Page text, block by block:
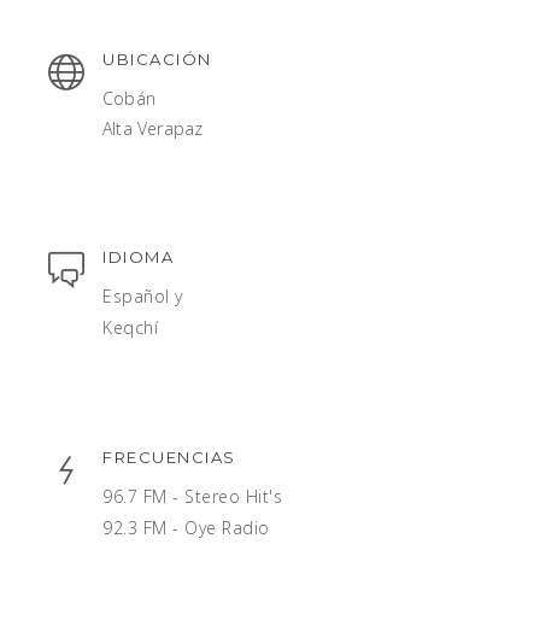
UBICACIÓN
Cobán
Alta Verapaz
IDIOMA
Español y
Keqchí
FRECUENCIAS
96.7 FM - Stereo Hit's
92.3 FM - Oye Radio